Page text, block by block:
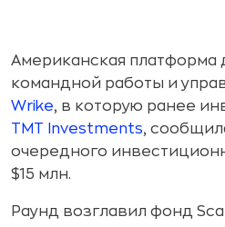
Американская платформа
командной работы и
Wrike, в которую ранее
TMT Investments,
очередного
$15 млн.
Раунд возглавил фонд